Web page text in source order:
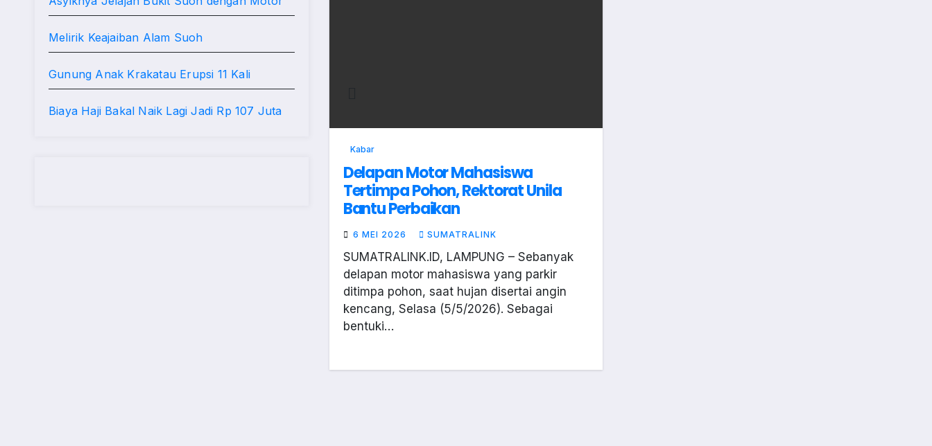
Melirik Keajaiban Alam Suoh
Gunung Anak Krakatau Erupsi 11 Kali
Biaya Haji Bakal Naik Lagi Jadi Rp 107 Juta
Kabar
Delapan Motor Mahasiswa
Tertimpa Pohon, Rektorat Unila
Bantu Perbaikan
6 MEI 2026 SUMATRALINK
SUMATRALINK.ID, LAMPUNG – Sebanyak
delapan motor mahasiswa yang parkir
ditimpa pohon, saat hujan disertai angin
kencang, Selasa (5/5/2026). Sebagai
bentuki…